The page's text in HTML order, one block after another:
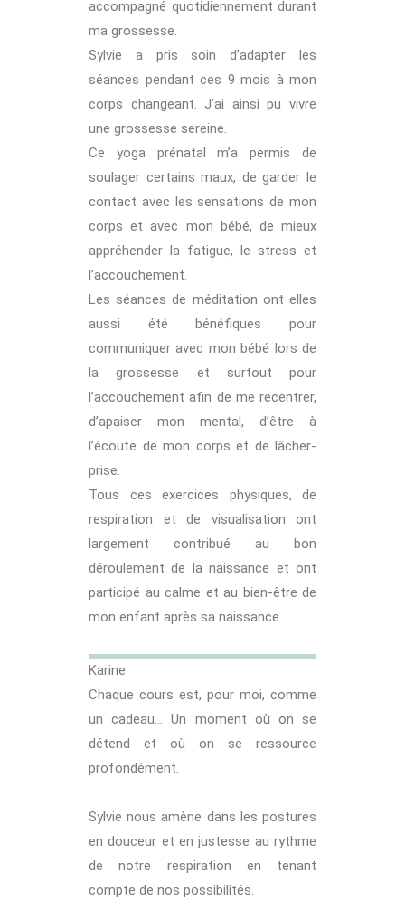
accompagné quotidiennement durant
ma grossesse.
Sylvie a pris soin d’adapter les
séances pendant ces 9 mois à mon
corps changeant. J’ai ainsi pu vivre
une grossesse sereine.
Ce yoga prénatal m’a permis de
soulager certains maux, de garder le
contact avec les sensations de mon
corps et avec mon bébé, de mieux
appréhender la fatigue, le stress et
l’accouchement.
Les séances de méditation ont elles
aussi été bénéfiques pour
communiquer avec mon bébé lors de
la grossesse et surtout pour
l’accouchement afin de me recentrer,
d’apaiser mon mental, d’être à
l’écoute de mon corps et de lâcher-
prise.
Tous ces exercices physiques, de
respiration et de visualisation ont
largement contribué au bon
déroulement de la naissance et ont
participé au calme et au bien-être de
mon enfant après sa naissance.
Karine
Chaque cours est, pour moi, comme
un cadeau… Un moment où on se
détend et où on se ressource
profondément.
Sylvie nous amène dans les postures
en douceur et en justesse au rythme
de notre respiration en tenant
compte de nos possibilités.